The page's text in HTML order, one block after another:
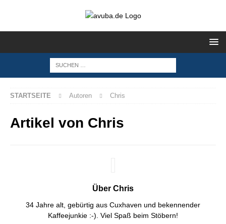
STARTSEITE Autoren Chris
Artikel von Chris
Über Chris
34 Jahre alt, gebürtig aus Cuxhaven und bekennender
Kaffeejunkie :-). Viel Spaß beim Stöbern!